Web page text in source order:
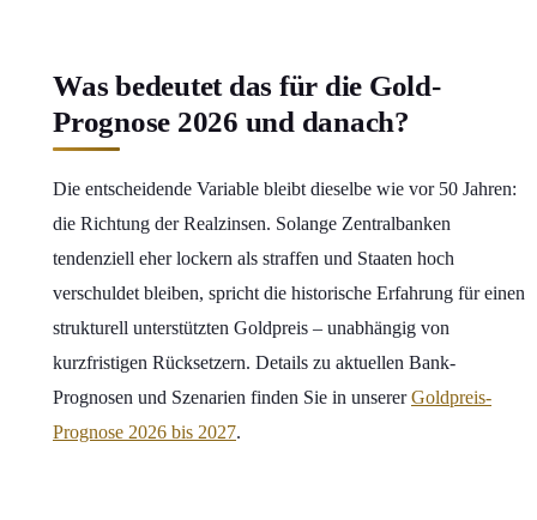
Was bedeutet das für die Gold-
Prognose 2026 und danach?
Die entscheidende Variable bleibt dieselbe wie vor 50 Jahren:
die Richtung der Realzinsen. Solange Zentralbanken
tendenziell eher lockern als straffen und Staaten hoch
verschuldet bleiben, spricht die historische Erfahrung für einen
strukturell unterstützten Goldpreis – unabhängig von
kurzfristigen Rücksetzern. Details zu aktuellen Bank-
Prognosen und Szenarien finden Sie in unsererGoldpreis-
Prognose 2026 bis 2027.